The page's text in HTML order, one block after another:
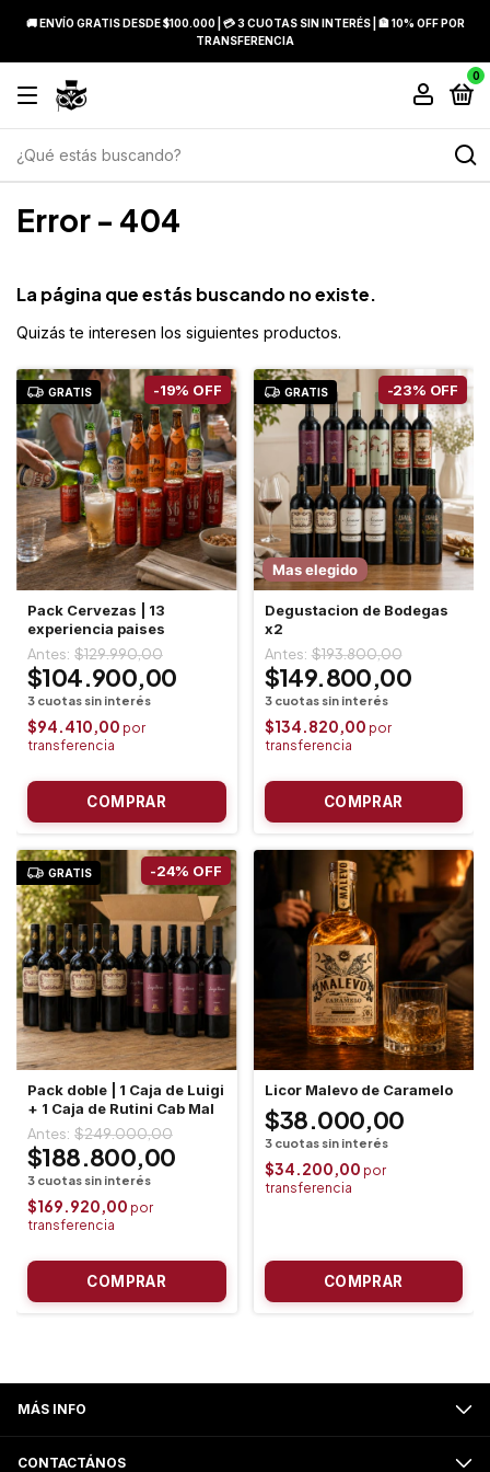
🚚 ENVÍO GRATIS DESDE $100.000 | 💳 3 CUOTAS SIN INTERÉS | 🏦 10% OFF POR
TRANSFERENCIA
0
Error - 404
La página que estás buscando no existe.
Quizás te interesen los siguientes productos.
GRATIS
Pack Cervezas | 13
experiencia paises
-19% OFF
$104.900,00
$129.990,00
$94.410,00
GRATIS
Mas elegido
Degustacion de Bodegas
x2
-23% OFF
$149.800,00
$193.800,00
$134.820,00
GRATIS
Pack doble | 1 Caja de Luigi
+ 1 Caja de Rutini Cab Mal
-24% OFF
$188.800,00
$249.000,00
$169.920,00
Licor Malevo de Caramelo
$38.000,00
$34.200,00
MÁS INFO
CONTACTÁNOS